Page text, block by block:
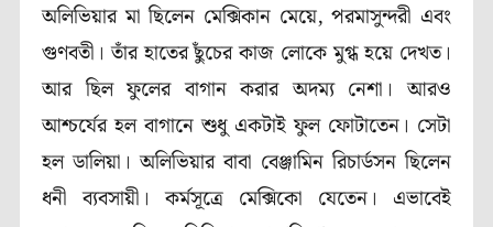
অলিভিয়ার মা ছিলেন মেক্সিকান মেয়ে, পরমাসুন্দরী এবং
গুণবতী। তাঁর হাতের ছুঁচের কাজ লোকে মুগ্ধ হয়ে দেখত।
আর ছিল ফুলের বাগান করার অদম্য নেশা। আরও
আশ্চর্যের হল বাগানে শুধু একটাই ফুল ফোটাতেন। সেটা
হল ডালিয়া। অলিভিয়ার বাবা বেঞ্জামিন রিচার্ডসন ছিলেন
ধনী ব্যবসায়ী। কর্মসূত্রে মেক্সিকো যেতেন। এভাবেই